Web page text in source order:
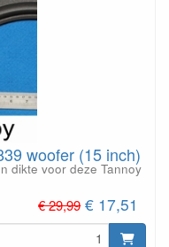
woofer (15 inch)
dikte voor deze Tannoy
€ 29,99 € 17,51